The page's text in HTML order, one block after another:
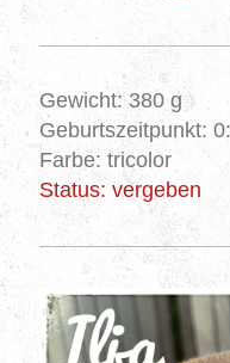
Gewicht: 380 g
Geburtszeitpunkt:
Farbe: tricolor
Status: vergeben